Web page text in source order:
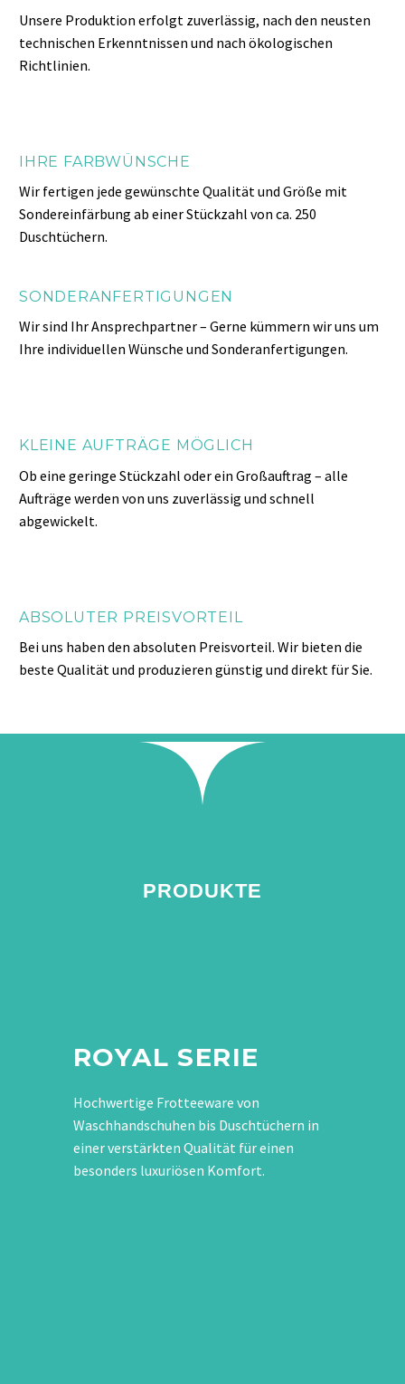
Unsere Produktion erfolgt zuverlässig, nach den neusten
technischen Erkenntnissen und nach ökologischen
Richtlinien.
IHRE FARBWÜNSCHE
Wir fertigen jede gewünschte Qualität und Größe mit
Sondereinfärbung ab einer Stückzahl von ca. 250
Duschtüchern.
SONDERANFERTIGUNGEN
Wir sind Ihr Ansprechpartner – Gerne kümmern wir uns um
Ihre individuellen Wünsche und Sonderanfertigungen.
KLEINE AUFTRÄGE MÖGLICH
Ob eine geringe Stückzahl oder ein Großauftrag – alle
Aufträge werden von uns zuverlässig und schnell
abgewickelt.
ABSOLUTER PREISVORTEIL
Bei uns haben den absoluten Preisvorteil. Wir bieten die
beste Qualität und produzieren günstig und direkt für Sie.
PRODUKTE
ROYAL SERIE
Hochwertige Frotteeware von
Waschhandschuhen bis Duschtüchern in
einer verstärkten Qualität für einen
besonders luxuriösen Komfort.